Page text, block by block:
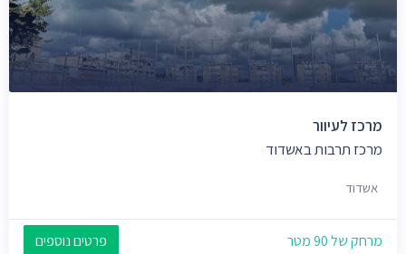
מרכז לעיוור
מרכז תרבות באשדוד
אשדוד
מרחק של 90 מטר פרטים נוספים